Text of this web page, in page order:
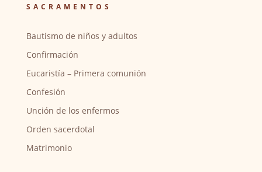
SACRAMENTOS
Bautismo de niños y adultos
Confirmación
Eucaristía – Primera comunión
Confesión
Unción de los enfermos
Orden sacerdotal
Matrimonio